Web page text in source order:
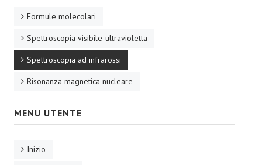
Formule molecolari
Spettroscopia visibile-ultravioletta
Spettroscopia ad infrarossi
Risonanza magnetica nucleare
MENU UTENTE
Inizio